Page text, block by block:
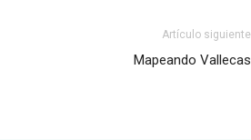
Artículo siguiente
Mapeando Vallecas